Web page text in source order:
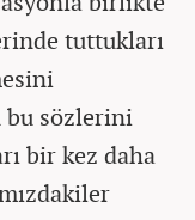
tuttukları
bu sözlerini
bir kez daha